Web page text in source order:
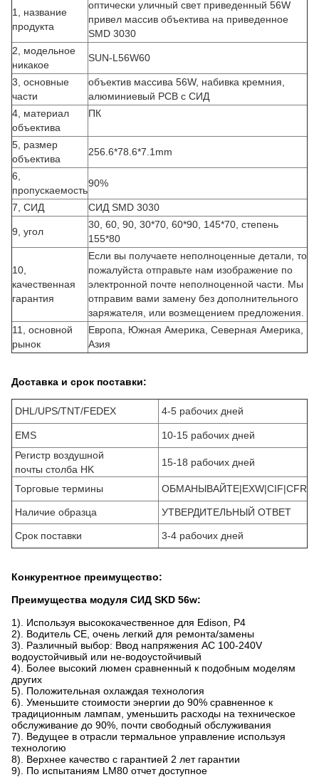
1, название
продукта
оптически уличный свет приведенный 56W
привел массив объектива на приведенное
SMD 3030
2, модельное
никакое
SUN-L56W60
3, основные
части
объектив массива 56W, набивка кремния,
алюминиевый PCB с СИД
4, материал
объектива
ПК
5, размер
объектива
256.6*78.6*7.1mm
6,
пропускаемость
90%
7, СИД СИД SMD 3030
9, угол
30, 60, 90, 30*70, 60*90, 145*70, степень
155*80
10,
качественная
гарантия
Если вы получаете неполноценные детали, то
пожалуйста отправьте нам изображение по
электронной почте неполноценной части. Мы
отправим вами замену без дополнительного
заряжателя, или возмещением предложения.
11, основной
рынок
Европа, Южная Америка, Северная Америка,
Азия
Доставка и срок поставки:
DHL/UPS/TNT/FEDEX 4-5 рабочих дней
EMS
10-15 рабочих дней
Регистр воздушной
почты столба HK
15-18 рабочих дней
Торговые термины ОБМАНЫВАЙТЕ|EXW|CIF|CFR
Наличие образца УТВЕРДИТЕЛЬНЫЙ ОТВЕТ
Срок поставки 3-4 рабочих дней
Конкурентное преимущество:
Преимущества модуля СИД SKD 56w:
1). Используя высококачественное для Edison, P4
2). Водитель CE, очень легкий для ремонта/замены
3). Различный выбор: Ввод напряжения AC 100-240V
водоустойчивый или не-водоустойчивый
4). Более высокий люмен сравненный к подобным моделям
других
5). Положительная охлаждая технология
6). Уменьшите стоимости энергии до 90% сравненное к
традиционным лампам, уменьшить расходы на техническое
обслуживание до 90%, почти свободный обслуживания
7). Ведущее в отрасли термальное управление используя
технологию
8). Верхнее качество с гарантией 2 лет гарантии
9). По испытаниям LM80 отчет доступное